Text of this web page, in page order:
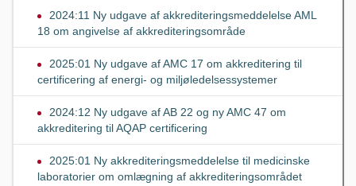
2024:11 Ny udgave af akkrediteringsmeddelelse AML
18 om angivelse af akkrediteringsområde
2025:01 Ny udgave af AMC 17 om akkreditering til
certificering af energi- og miljøledelsessystemer
2024:12 Ny udgave af AB 22 og ny AMC 47 om
akkreditering til AQAP certificering
2025:01 Ny akkrediteringsmeddelelse til medicinske
laboratorier om omlægning af akkrediteringsområdet